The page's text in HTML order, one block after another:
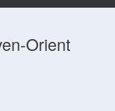
Orient